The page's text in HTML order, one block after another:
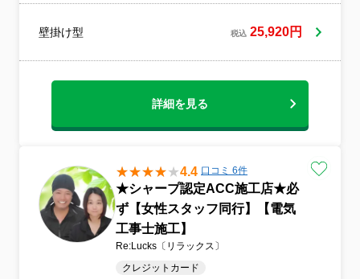
壁掛け型 税込 25,920円
詳細を見る
4.4 口コミ 6件
★シャープ認定ACC施工店★必
ず【女性スタッフ同行】【電気
工事士施工】
Re:Lucks〔リラックス〕
クレジットカード